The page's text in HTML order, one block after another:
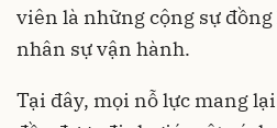
viên là những cộng sự
nhân sự vận hành.
Tại đây, mọi nỗ lực mang